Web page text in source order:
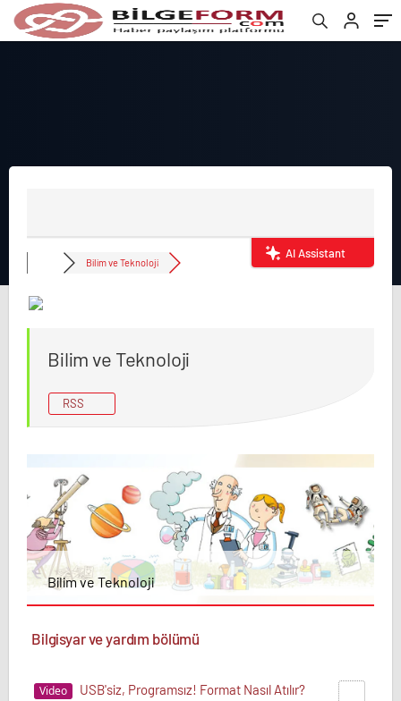
AI Assistant
Bilim ve Teknoloji
Bilim ve Teknoloji
RSS
Bilim ve Teknoloji
Bilgisyar ve yardım bölümü
Video USB'siz, Programsız! Format Nasıl Atılır?